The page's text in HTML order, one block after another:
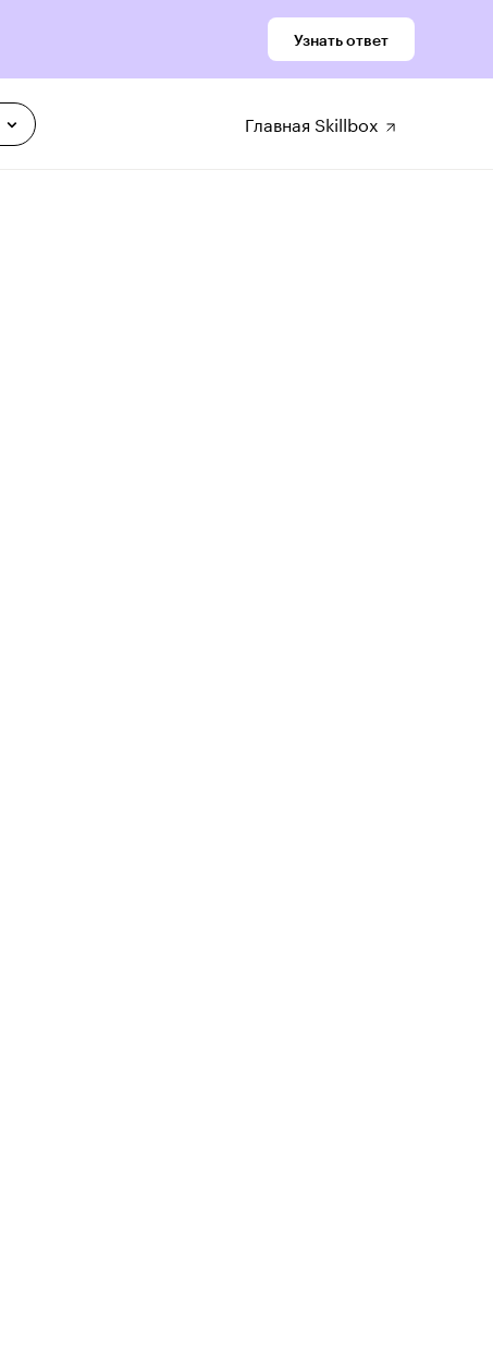
Узнать ответ
Главная Skillbox